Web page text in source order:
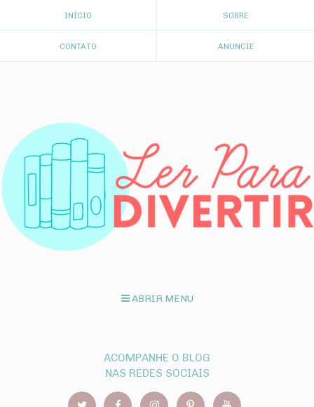
INÍCIO SOBRE
CONTATO ANUNCIE
ABRIR MENU
ACOMPANHE O BLOG
NAS REDES SOCIAIS